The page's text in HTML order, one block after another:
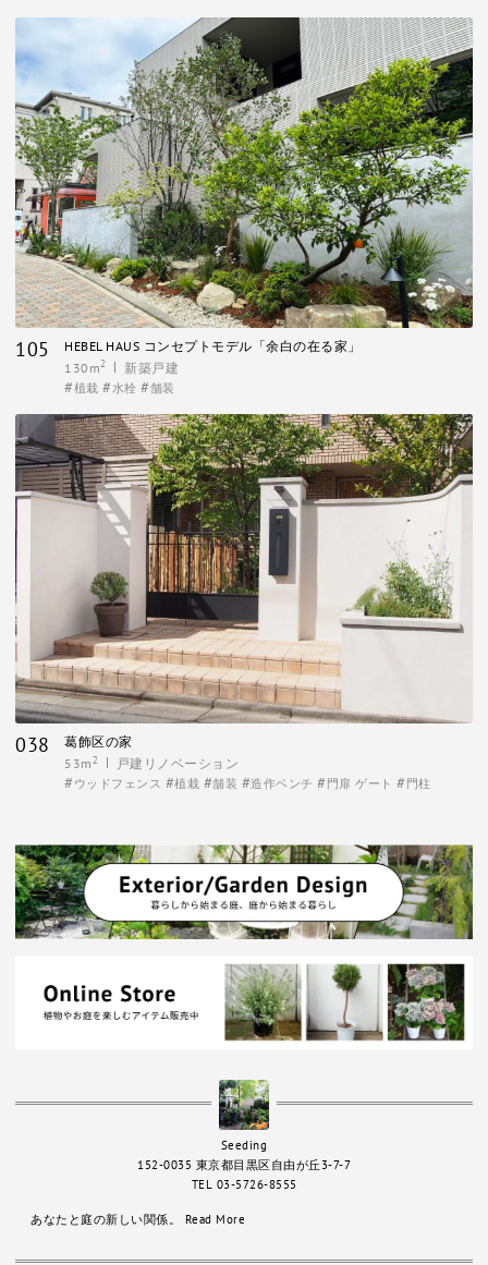
105
HEBEL HAUS コンセプトモデル「余白の在る家」
130m2 新築戸建
植栽 水栓 舗装
038
葛飾区の家
53m 2 戸建リノベーション
ウッドフェンス 植栽 舗装 造作ベンチ 門扉 ゲート 門柱
あなたと庭の新しい関係。 Read More
Seeding
152-0035 東京都目黒区自由が丘3-7-7
TEL 03-5726-8555